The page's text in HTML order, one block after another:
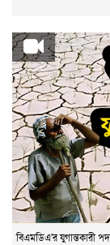
বিএমডিএ'র যুগান্তকারী